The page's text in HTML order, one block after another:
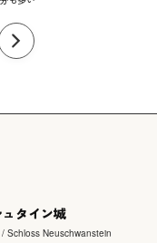
Next
タイン城
Schloss Neuschwanstein